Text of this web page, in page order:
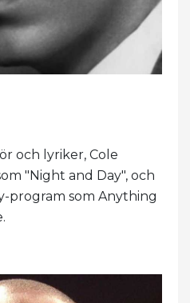
och lyriker, Cole
"Night and Day", och
program som Anything